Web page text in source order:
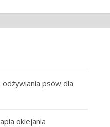
psów dla
oklejania